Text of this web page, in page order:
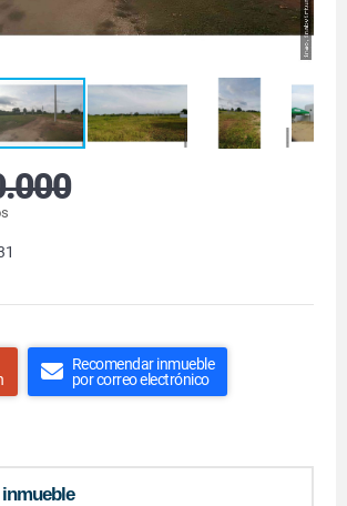
Recomendar inmueble
por correo electrónico